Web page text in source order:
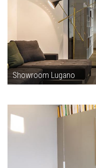
Showroom Lugano